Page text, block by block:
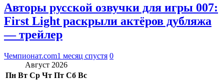
Авторы русской озвучки для игры 007:
First Light раскрыли актёров дубляжа
— трейлер
Чемпионат.com1 месяц спустя 0
Август 2026
Пн Вт Ср Чт Пт Сб Вс